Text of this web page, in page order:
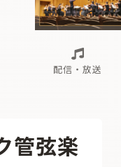
の音楽家 Aからの眺望
過去の特集
配信・放送
わ
管弦楽